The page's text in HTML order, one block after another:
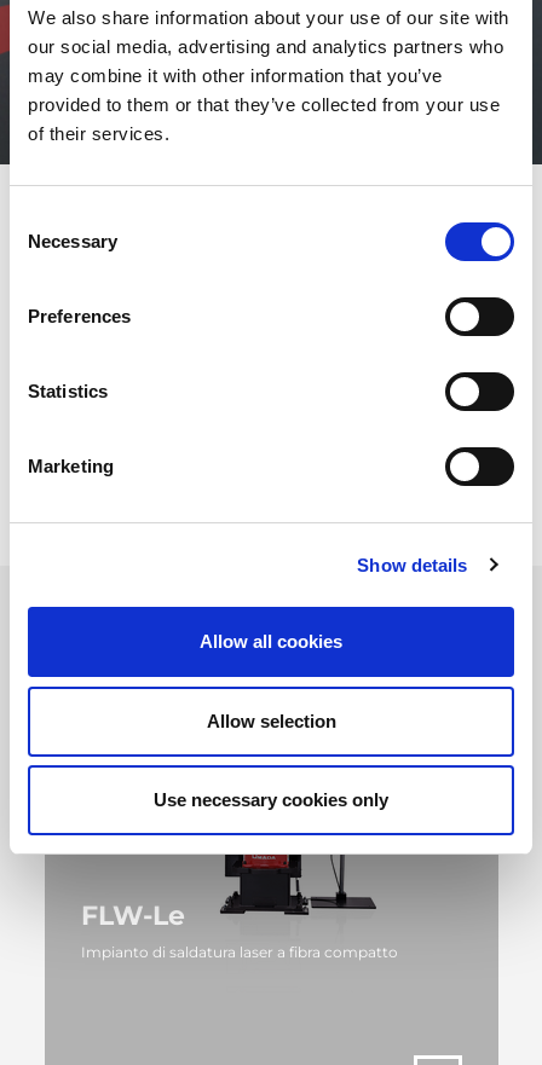
We also share information about your use of our site with
our social media, advertising and analytics partners who
may combine it with other information that you’ve
provided to them or that they’ve collected from your use
of their services.
Selection
Necessary
Preferences
Statistics
Marketing
Show details
Allow all cookies
Allow selection
Use necessary cookies only
AMADA: leader tecnologico nelle
celle di saldatura laser a fibra
Le nostre celle sono dotate di molte caratteristiche che le
lavorazione e produttività. La saldatura laser spesso richiede una
regolazione individuale del raggio laser per poter adempiere
perfettamente al suo compito. Grazie alla regolazione variabile
FLW-Le
Impianto di saldatura laser a fibra compatto